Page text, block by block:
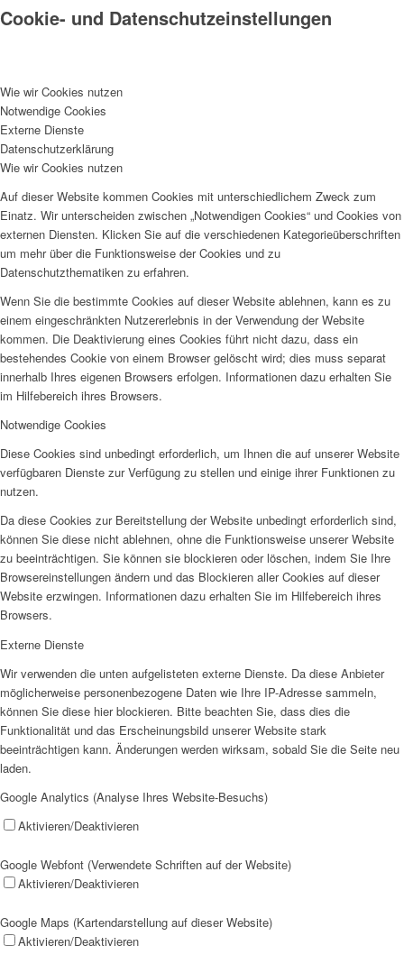
Cookie- und Datenschutzeinstellungen
Wie wir Cookies nutzen
Notwendige Cookies
Externe Dienste
Datenschutzerklärung
Wie wir Cookies nutzen
Auf dieser Website kommen Cookies mit unterschiedlichem Zweck zum
Einatz. Wir unterscheiden zwischen „Notwendigen Cookies“ und Cookies von
externen Diensten. Klicken Sie auf die verschiedenen Kategorieüberschriften
um mehr über die Funktionsweise der Cookies und zu
Datenschutzthematiken zu erfahren.
Wenn Sie die bestimmte Cookies auf dieser Website ablehnen, kann es zu
einem eingeschränkten Nutzererlebnis in der Verwendung der Website
kommen. Die Deaktivierung eines Cookies führt nicht dazu, dass ein
bestehendes Cookie von einem Browser gelöscht wird; dies muss separat
innerhalb Ihres eigenen Browsers erfolgen. Informationen dazu erhalten Sie
im Hilfebereich ihres Browsers.
Notwendige Cookies
Diese Cookies sind unbedingt erforderlich, um Ihnen die auf unserer Website
verfügbaren Dienste zur Verfügung zu stellen und einige ihrer Funktionen zu
nutzen.
Da diese Cookies zur Bereitstellung der Website unbedingt erforderlich sind,
können Sie diese nicht ablehnen, ohne die Funktionsweise unserer Website
zu beeinträchtigen. Sie können sie blockieren oder löschen, indem Sie Ihre
Browsereinstellungen ändern und das Blockieren aller Cookies auf dieser
Website erzwingen. Informationen dazu erhalten Sie im Hilfebereich ihres
Browsers.
Externe Dienste
Wir verwenden die unten aufgelisteten externe Dienste. Da diese Anbieter
möglicherweise personenbezogene Daten wie Ihre IP-Adresse sammeln,
können Sie diese hier blockieren. Bitte beachten Sie, dass dies die
Funktionalität und das Erscheinungsbild unserer Website stark
beeinträchtigen kann. Änderungen werden wirksam, sobald Sie die Seite neu
laden.
Google Analytics (Analyse Ihres Website-Besuchs)
Aktivieren/Deaktivieren
Google Webfont (Verwendete Schriften auf der Website)
Aktivieren/Deaktivieren
Google Maps (Kartendarstellung auf dieser Website)
Aktivieren/Deaktivieren